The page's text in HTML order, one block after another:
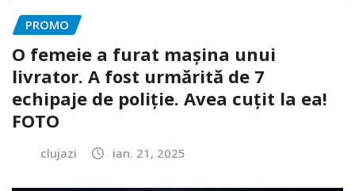
PROMO
O femeie a furat mașina unui
livrator. A fost urmărită de 7
echipaje de poliție. Avea cuțit la ea!
FOTO
clujazi ian. 21, 2025